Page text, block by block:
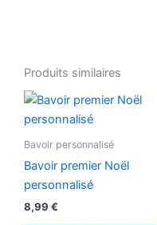
Produits similaires
Bavoir personnalisé
Bavoir premier Noël
personnalisé
8,99 €